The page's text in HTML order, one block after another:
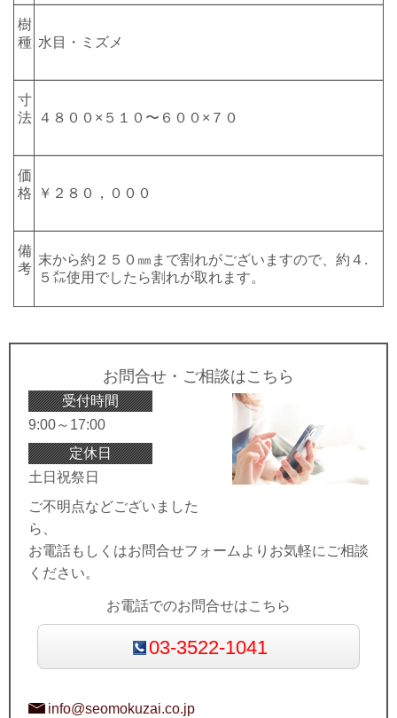
樹
種 水目・ミズメ
寸
法 ４８００×５１０〜６００×７０
価
格
￥２８０，０００
備
考
末から約２５０㎜まで割れがございますので、約４.
５㍍使用でしたら割れが取れます。
お問合せ・ご相談はこちら
受付時間
9:00～17:00
定休日
土日祝祭日
ご不明点などございました
ら、
お電話もしくはお問合せフォームよりお気軽にご相談
ください。
お電話でのお問合せはこちら
03-3522-1041
info@seomokuzai.co.jp